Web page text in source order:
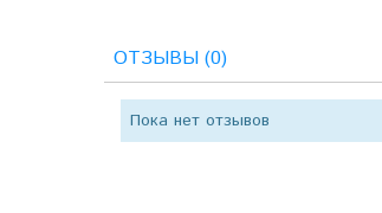
ОТЗЫВЫ (0)
Пока нет отзывов